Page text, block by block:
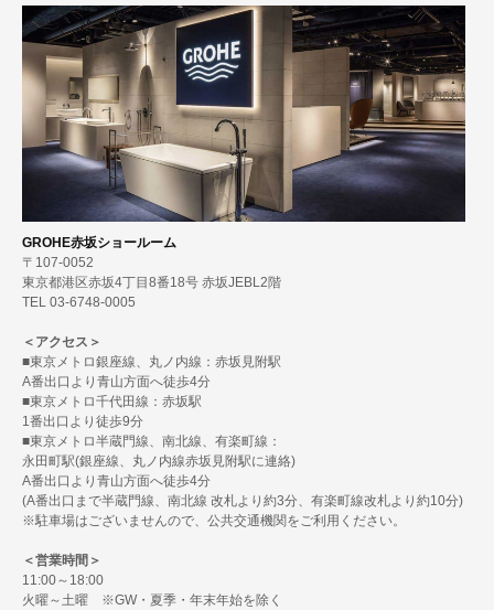
GROHE赤坂ショールーム
〒107-0052
東京都港区赤坂4丁目8番18号 赤坂JEBL2階
TEL 03-6748-0005
＜アクセス＞
■東京メトロ銀座線、丸ノ内線：赤坂見附駅
A番出口より青山方面へ徒歩4分
■東京メトロ千代田線：赤坂駅
1番出口より徒歩9分
■東京メトロ半蔵門線、南北線、有楽町線：
永田町駅(銀座線、丸ノ内線赤坂見附駅に連絡)
A番出口より青山方面へ徒歩4分
(A番出口まで半蔵門線、南北線 改札より約3分、有楽町線改札より約10分)
※駐車場はございませんので、公共交通機関をご利用ください。
＜営業時間＞
11:00～18:00
火曜～土曜 ※GW・夏季・年末年始を除く